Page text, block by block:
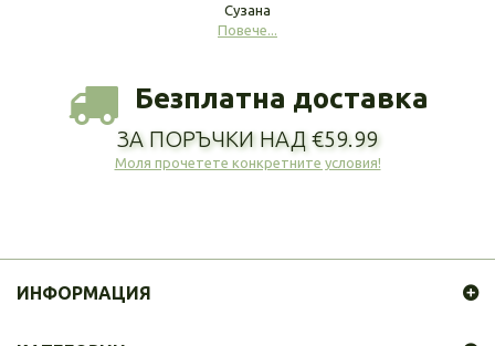
Сузана
Повече...
Безплатна доставка
ЗА ПОРЪЧКИ НАД €59.99
Моля прочетете конкретните условия!
ИНФОРМАЦИЯ